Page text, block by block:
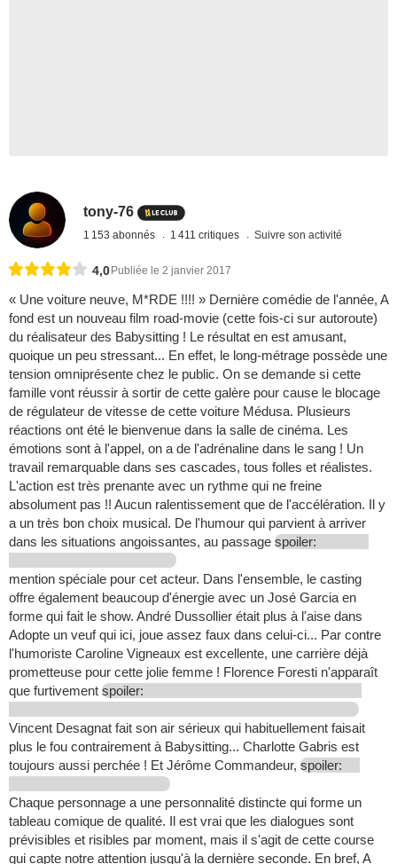
tony-76
1 153 abonnés 1 411 critiques Suivre son activité
4,0 Publiée le 2 janvier 2017
« Une voiture neuve, M*RDE !!!! » Dernière comédie de l'année, A
fond est un nouveau film road-movie (cette fois-ci sur autoroute)
du réalisateur des Babysitting ! Le résultat en est amusant,
quoique un peu stressant... En effet, le long-métrage possède une
tension omniprésente chez le public. On se demande si cette
famille vont réussir à sortir de cette galère pour cause le blocage
de régulateur de vitesse de cette voiture Médusa. Plusieurs
réactions ont été le bienvenue dans la salle de cinéma. Les
émotions sont à l'appel, on a de l'adrénaline dans le sang ! Un
travail remarquable dans ses cascades, tous folles et réalistes.
L'action est très prenante avec un rythme qui ne freine
absolument pas !! Aucun ralentissement que de l'accélération. Il y
a un très bon choix musical. De l'humour qui parvient à arriver
dans les situations angoissantes, au passage spoiler:
mention spéciale pour cet acteur. Dans l'ensemble, le casting
offre également beaucoup d'énergie avec un José Garcia en
forme qui fait le show. André Dussollier était plus à l'aise dans
Adopte un veuf qui ici, joue assez faux dans celui-ci... Par contre
l'humoriste Caroline Vigneaux est excellente, une carrière déjà
prometteuse pour cette jolie femme ! Florence Foresti n'apparaît
que furtivement spoiler:
Vincent Desagnat fait son air sérieux qui habituellement faisait
plus le fou contrairement à Babysitting... Charlotte Gabris est
toujours aussi perchée ! Et Jérôme Commandeur, spoiler:
Chaque personnage a une personnalité distincte qui forme un
tableau comique de qualité. Il est vrai que les dialogues sont
prévisibles et risibles par moment, mais il s'agit de cette course
qui capte notre attention jusqu'à la dernière seconde. En bref, A